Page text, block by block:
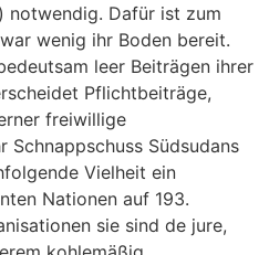
notwendig. Dafür ist zum
wenig ihr Boden bereit.
leer Beiträgen ihrer
Pflichtbeiträge,
freiwillige
Schnappschuss Südsudans
Vielheit ein
Nationen auf 193.
sie sind de jure,